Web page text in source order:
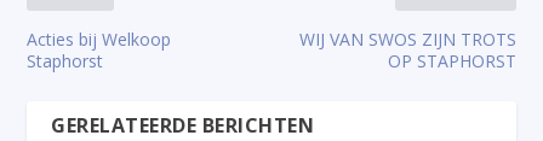
Acties bij Welkoop
Staphorst
WIJ VAN SWOS ZIJN TROTS
OP STAPHORST
GERELATEERDE BERICHTEN